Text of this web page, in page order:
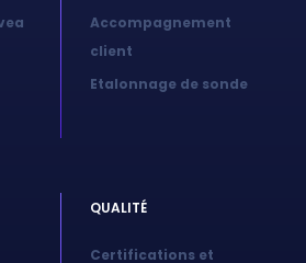
Accompagnement
client
Etalonnage de sonde
QUALITÉ
Certifications et